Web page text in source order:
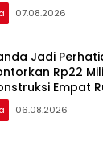
07.08.2026
Jadi
Rp22
Empat
06.08.2026